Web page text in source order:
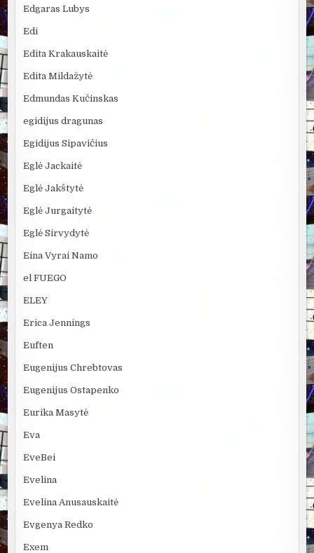
Edgaras Lubys
Edi
Edita Krakauskaitė
Edita Mildažytė
Edmundas Kučinskas
egidijus dragunas
Egidijus Sipavičius
Eglė Jackaitė
Eglė Jakštytė
Eglė Jurgaitytė
Eglė Sirvydytė
Eina Vyrai Namo
el FUEGO
ELEY
Erica Jennings
Euften
Eugenijus Chrebtovas
Eugenijus Ostapenko
Eurika Masytė
Eva
EveBei
Evelina
Evelina Anusauskaitė
Evgenya Redko
Exem